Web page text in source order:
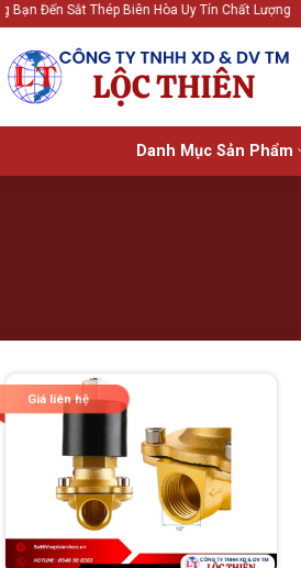
Biên Hòa Uy Tín Chất Lượng
Danh Mục Sản Phẩm
Giá liên hệ